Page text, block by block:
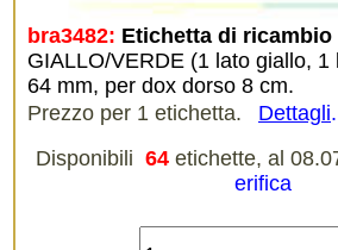
bra3482: Etichetta di
GIALLO/VERDE (1 lato giallo, 1
64 mm, per dox dorso 8 cm.
Prezzo per 1 etichetta.
Dettagli.
Disponibili 64 etichette, al
erifica